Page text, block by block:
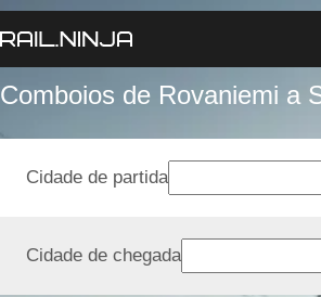
Comboios de Rovaniemi a
Cidade de partida
Cidade de chegada